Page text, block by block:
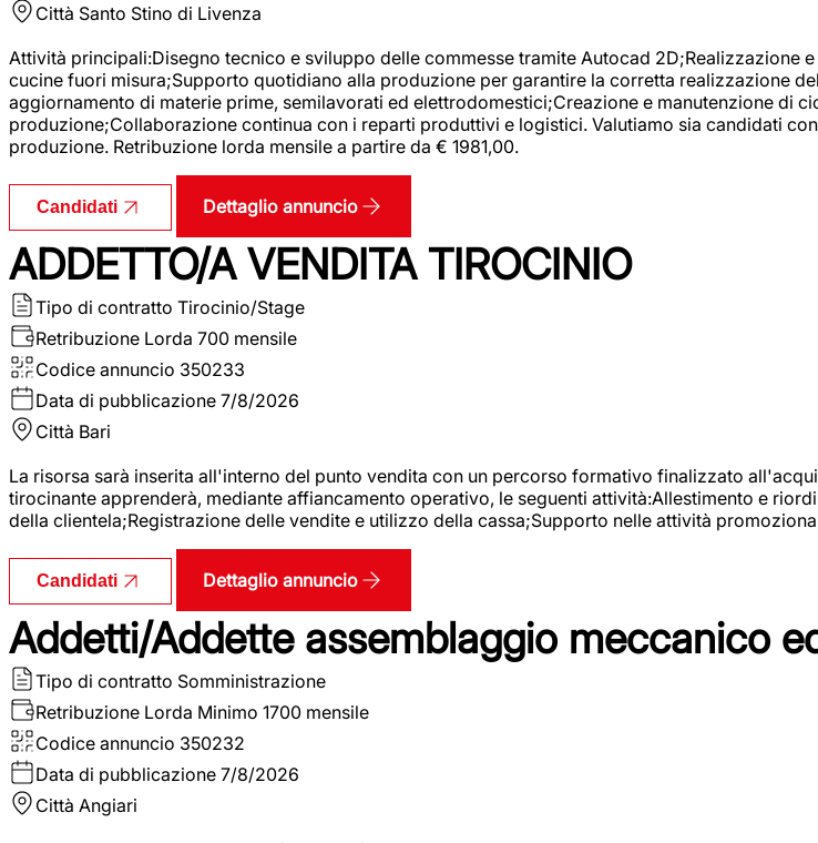
Città Santo Stino di Livenza
Attività principali:Disegno tecnico e sviluppo delle commesse tramite Autocad
cucine fuori misura;Supporto quotidiano alla produzione per garantire la corretta realizzazione
aggiornamento di materie prime, semilavorati ed elettrodomestici;Creazione e manutenzione di
produzione;Collaborazione continua con i reparti produttivi e logistici. Valutiamo sia candidati
produzione. Retribuzione lorda mensile a partire da € 1981,00.
Candidati Dettaglio annuncio
ADDETTO/A VENDITA TIROCINIO
Tipo di contratto Tirocinio/Stage
Retribuzione Lorda 700 mensile
Codice annuncio 350233
Data di pubblicazione 7/8/2026
Città Bari
La risorsa sarà inserita all'interno del punto vendita con un percorso formativo finalizzato
tirocinante apprenderà, mediante affiancamento operativo, le seguenti attività:Allestimento e
della clientela;Registrazione delle vendite e utilizzo della cassa;Supporto nelle attività
Candidati Dettaglio annuncio
Addetti/Addette assemblaggio meccanico
Tipo di contratto Somministrazione
Retribuzione Lorda Minimo 1700 mensile
Codice annuncio 350232
Data di pubblicazione 7/8/2026
Città Angiari